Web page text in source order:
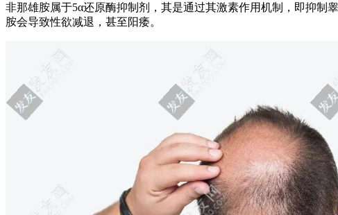
非那雄胺属于5α还原酶抑制剂，其是通过其激素作用机制，即抑
胺会导致性欲减退，甚至阳痿。